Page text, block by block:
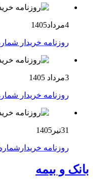
4مرداد1405
روزنامه خریدار شماره
3مرداد 1405
روزنامه خریدار شماره
31تیر1405
روزنامه
بانک و بیمه